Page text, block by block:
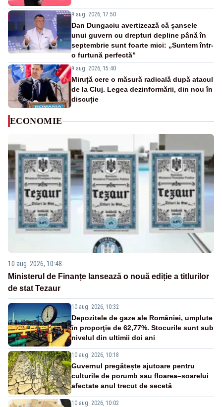
9 aug. 2026, 17:50
Dan Dungaciu avertizează că șansele
unui guvern cu drepturi depline până în
septembrie sunt foarte mici: „Suntem într-
o furtună perfectă”
9 aug. 2026, 15:40
Miruță cere o măsură radicală după atacul
de la Cluj. Legea dezinformării, din nou în
discuție
ECONOMIE
10 aug. 2026, 10:48
Ministerul de Finanțe lansează o nouă ediție a titlurilor
de stat Tezaur
10 aug. 2026, 10:32
Depozitele de gaze ale României, umplute
în proporţie de 62,77%. Stocurile sunt sub
nivelul din ultimii doi ani
10 aug. 2026, 10:18
Guvernul pregătește ajutoare pentru
culturile de porumb sau floarea–soarelui
afectate anul trecut de secetă
10 aug. 2026, 10:02